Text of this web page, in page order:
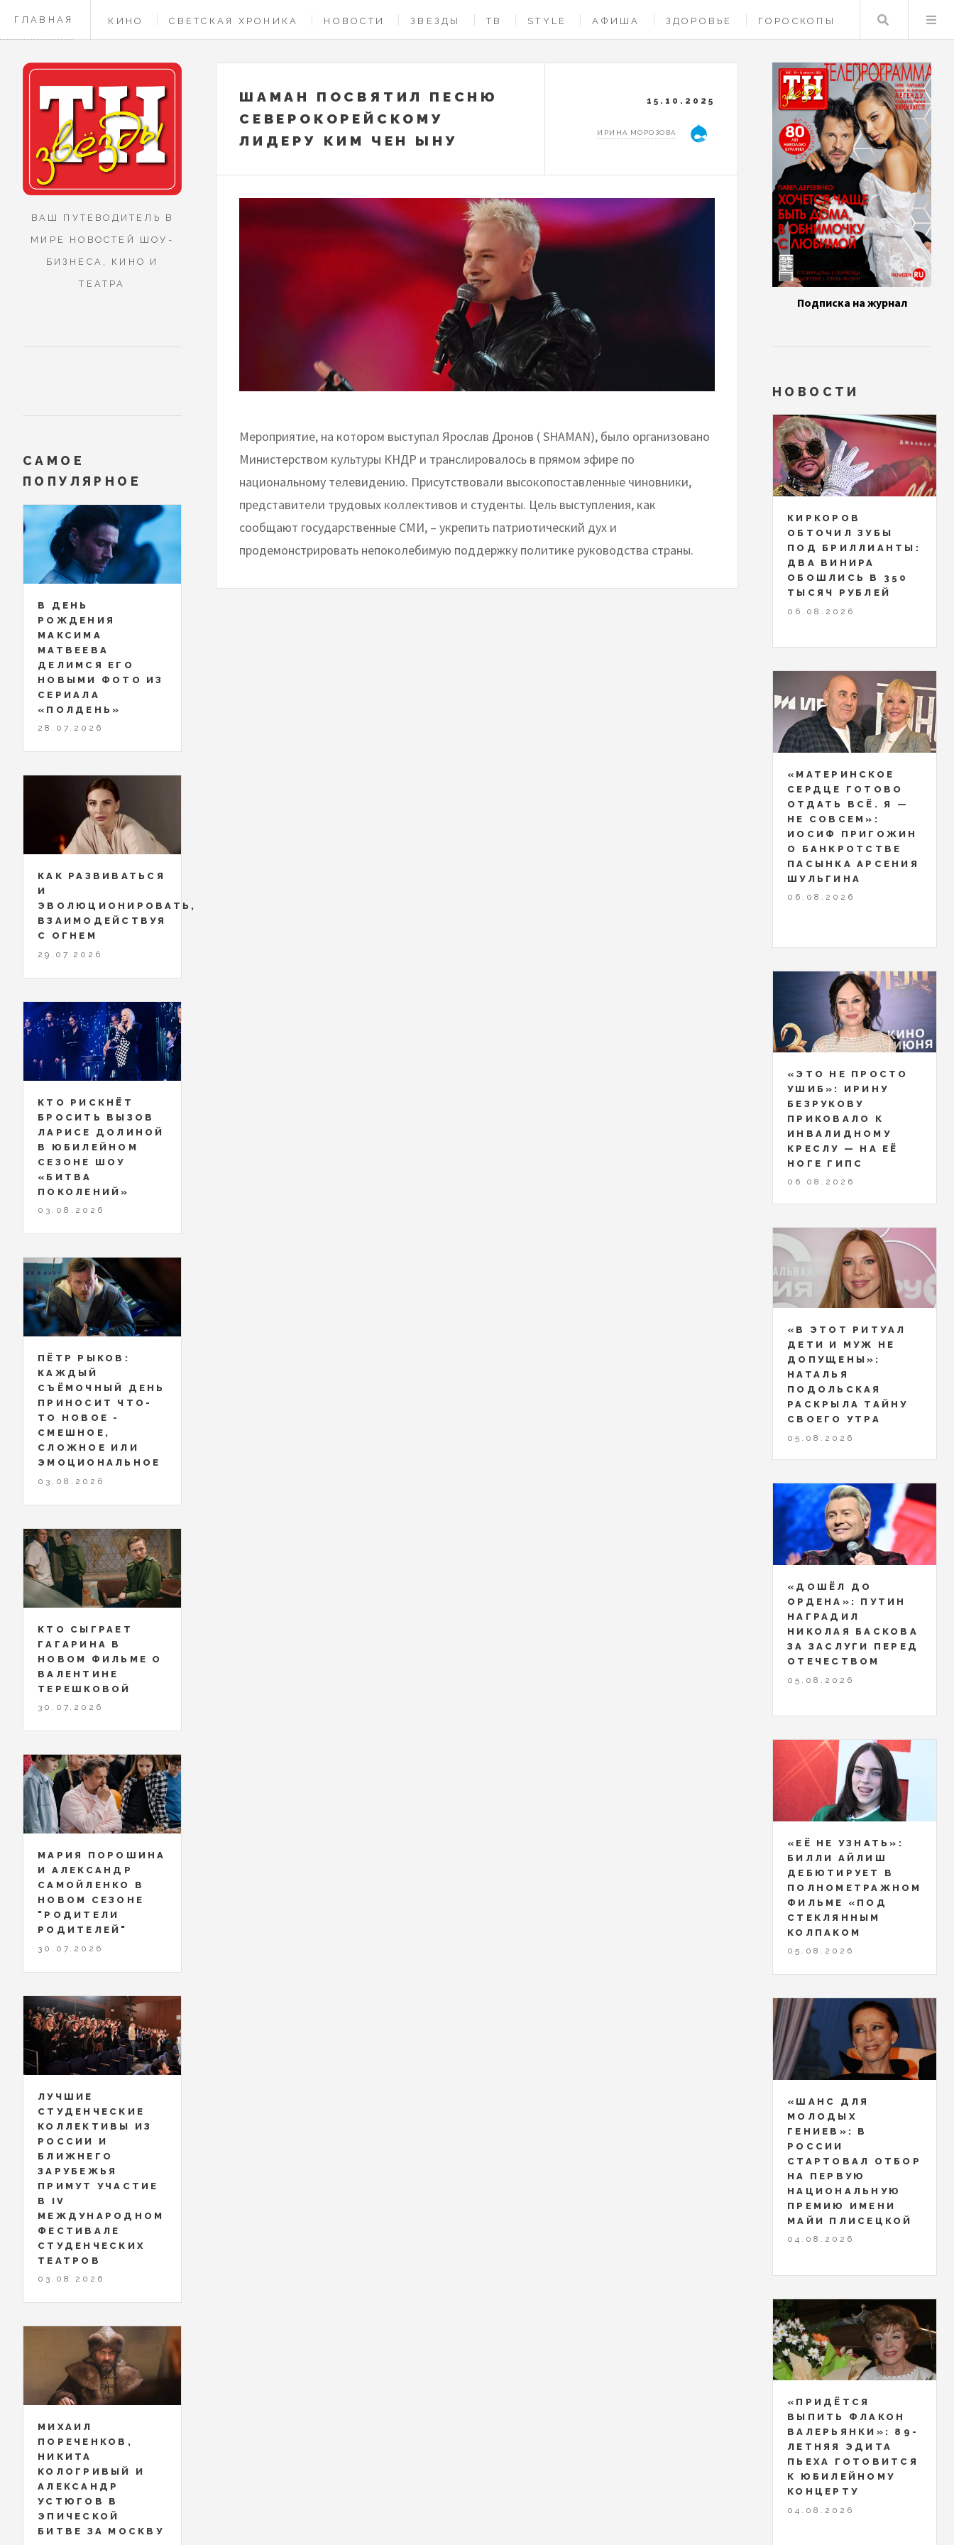
ГЛАВНАЯ КИНО СВЕТСКАЯ ХРОНИКА НОВОСТИ ЗВЕЗДЫ ТВ STYLE АФИША ЗДОРОВЬЕ ГОРОСКОПЫ
КОНТАКТЫ
Поиск
ШАМАН ПОСВЯТИЛ ПЕСНЮ
СЕВЕРОКОРЕЙСКОМУ
ЛИДЕРУ КИМ ЧЕН ЫНУ
15.10.2025
ИРИНА МОРОЗОВА
Мероприятие, на котором выступал Ярослав Дронов ( SHAMAN), было организовано
Министерством культуры КНДР и транслировалось в прямом эфире по
национальному телевидению. Присутствовали высокопоставленные чиновники,
представители трудовых коллективов и студенты. Цель выступления, как
сообщают государственные СМИ, – укрепить патриотический дух и
продемонстрировать непоколебимую поддержку политике руководства страны.
ВАШ ПУТЕВОДИТЕЛЬ В
МИРЕ НОВОСТЕЙ ШОУ-
БИЗНЕСА, КИНО И
ТЕАТРА
САМОЕ
ПОПУЛЯРНОЕ
В ДЕНЬ
РОЖДЕНИЯ
МАКСИМА
МАТВЕЕВА
ДЕЛИМСЯ ЕГО
НОВЫМИ ФОТО ИЗ
СЕРИАЛА
«ПОЛДЕНЬ»
28.07.2026
КАК РАЗВИВАТЬСЯ
И
ЭВОЛЮЦИОНИРОВАТЬ,
ВЗАИМОДЕЙСТВУЯ
С ОГНЕМ
29.07.2026
КТО РИСКНЁТ
БРОСИТЬ ВЫЗОВ
ЛАРИСЕ ДОЛИНОЙ
В ЮБИЛЕЙНОМ
СЕЗОНЕ ШОУ
«БИТВА
ПОКОЛЕНИЙ»
03.08.2026
ПЁТР РЫКОВ:
КАЖДЫЙ
СЪЁМОЧНЫЙ ДЕНЬ
ПРИНОСИТ ЧТО-
ТО НОВОЕ -
СМЕШНОЕ,
СЛОЖНОЕ ИЛИ
ЭМОЦИОНАЛЬНОЕ
03.08.2026
КТО СЫГРАЕТ
ГАГАРИНА В
НОВОМ ФИЛЬМЕ О
ВАЛЕНТИНЕ
ТЕРЕШКОВОЙ
30.07.2026
МАРИЯ ПОРОШИНА
И АЛЕКСАНДР
САМОЙЛЕНКО В
НОВОМ СЕЗОНЕ
"РОДИТЕЛИ
РОДИТЕЛЕЙ"
30.07.2026
ЛУЧШИЕ
СТУДЕНЧЕСКИЕ
КОЛЛЕКТИВЫ ИЗ
РОССИИ И
БЛИЖНЕГО
ЗАРУБЕЖЬЯ
ПРИМУТ УЧАСТИЕ
В IV
МЕЖДУНАРОДНОМ
ФЕСТИВАЛЕ
СТУДЕНЧЕСКИХ
ТЕАТРОВ
03.08.2026
МИХАИЛ
ПОРЕЧЕНКОВ,
НИКИТА
КОЛОГРИВЫЙ И
АЛЕКСАНДР
УСТЮГОВ В
ЭПИЧЕСКОЙ
БИТВЕ ЗА МОСКВУ
Подписка на журнал
НОВОСТИ
КИРКОРОВ
ОБТОЧИЛ ЗУБЫ
ПОД БРИЛЛИАНТЫ:
ДВА ВИНИРА
ОБОШЛИСЬ В 350
ТЫСЯЧ РУБЛЕЙ
06.08.2026
«МАТЕРИНСКОЕ
СЕРДЦЕ ГОТОВО
ОТДАТЬ ВСЁ. Я —
НЕ СОВСЕМ»:
ИОСИФ ПРИГОЖИН
О БАНКРОТСТВЕ
ПАСЫНКА АРСЕНИЯ
ШУЛЬГИНА
06.08.2026
«ЭТО НЕ ПРОСТО
УШИБ»: ИРИНУ
БЕЗРУКОВУ
ПРИКОВАЛО К
ИНВАЛИДНОМУ
КРЕСЛУ — НА ЕЁ
НОГЕ ГИПС
06.08.2026
«В ЭТОТ РИТУАЛ
ДЕТИ И МУЖ НЕ
ДОПУЩЕНЫ»:
НАТАЛЬЯ
ПОДОЛЬСКАЯ
РАСКРЫЛА ТАЙНУ
СВОЕГО УТРА
05.08.2026
«ДОШЁЛ ДО
ОРДЕНА»: ПУТИН
НАГРАДИЛ
НИКОЛАЯ БАСКОВА
ЗА ЗАСЛУГИ ПЕРЕД
ОТЕЧЕСТВОМ
05.08.2026
«ЕЁ НЕ УЗНАТЬ»:
БИЛЛИ АЙЛИШ
ДЕБЮТИРУЕТ В
ПОЛНОМЕТРАЖНОМ
ФИЛЬМЕ «ПОД
СТЕКЛЯННЫМ
КОЛПАКОМ
05.08.2026
«ШАНС ДЛЯ
МОЛОДЫХ
ГЕНИЕВ»: В
РОССИИ
СТАРТОВАЛ ОТБОР
НА ПЕРВУЮ
НАЦИОНАЛЬНУЮ
ПРЕМИЮ ИМЕНИ
МАЙИ ПЛИСЕЦКОЙ
04.08.2026
«ПРИДЁТСЯ
ВЫПИТЬ ФЛАКОН
ВАЛЕРЬЯНКИ»: 89-
ЛЕТНЯЯ ЭДИТА
ПЬЕХА ГОТОВИТСЯ
К ЮБИЛЕЙНОМУ
КОНЦЕРТУ
04.08.2026